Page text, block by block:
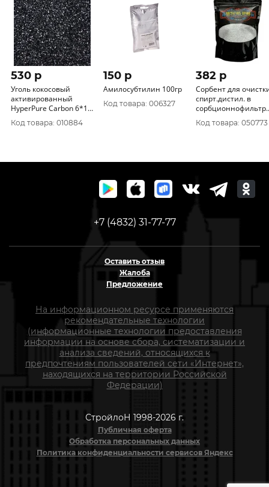
530 p
Уголь кокосовый
активированный
HyperPure Carbon 6*12
(1 кг.)
Код товара: 010884
150 p
Амилосубтилин 100гр
Код товара: 006327
382 p
Сорбент для
спирт.дистил. в
сорбционнофильтр.
колоннах
Ковелос350гр
Код товара: 050773
+7 (4832) 31-77-77
Оставить отзыв
Жалоба
Предложение
На информационном ресурсе применяются
рекомендательные технологии
(информационные технологии предоставления
информации на основе сбора, систематизации и
анализа сведений, относящихся к
предпочтениям пользователей сети «Интернет»,
находящихся на территории Российской
Федерации)
СтройлоН 1998-2026 г.
Публичная оферта
Обработка персональных данных
Политика конфиденциальности сервисов Яндекс